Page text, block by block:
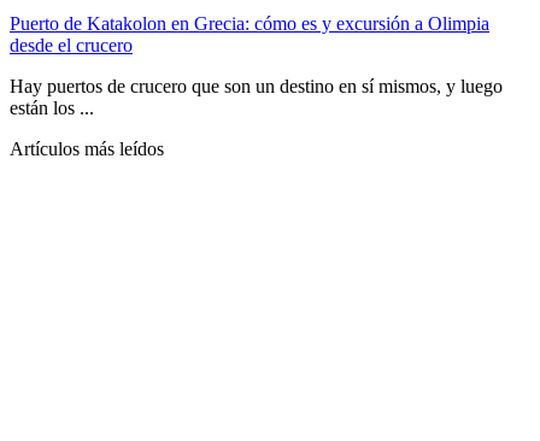
Puerto de Katakolon en Grecia: cómo es y excursión a Olimpia
desde el crucero
Hay puertos de crucero que son un destino en sí mismos, y luego
están los ...
Artículos más leídos